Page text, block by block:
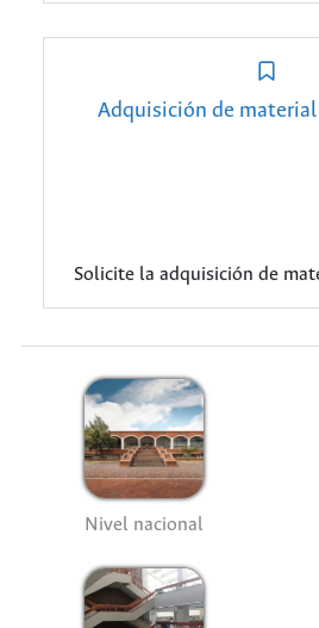
Adquisición de
Solicite la adquisición de
Nivel nacional